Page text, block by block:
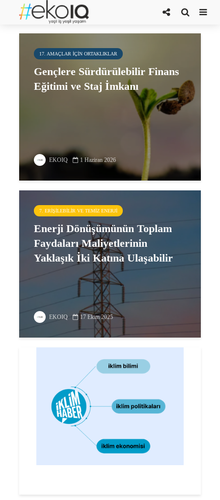
Düşük karbonlu ekonomi
17. AMAÇLAR IÇIN ORTAKLIKLAR
Gençlere Sürdürülebilir Finans
Eğitimi ve Staj İmkanı
EKOIQ 1 Haziran 2026
7. ERIŞILEBILIR VE TEMIZ ENERJI
Enerji Dönüşümünün Toplam
Faydaları Maliyetlerinin
Yaklaşık İki Katına Ulaşabilir
EKOIQ 17 Ekim 2025